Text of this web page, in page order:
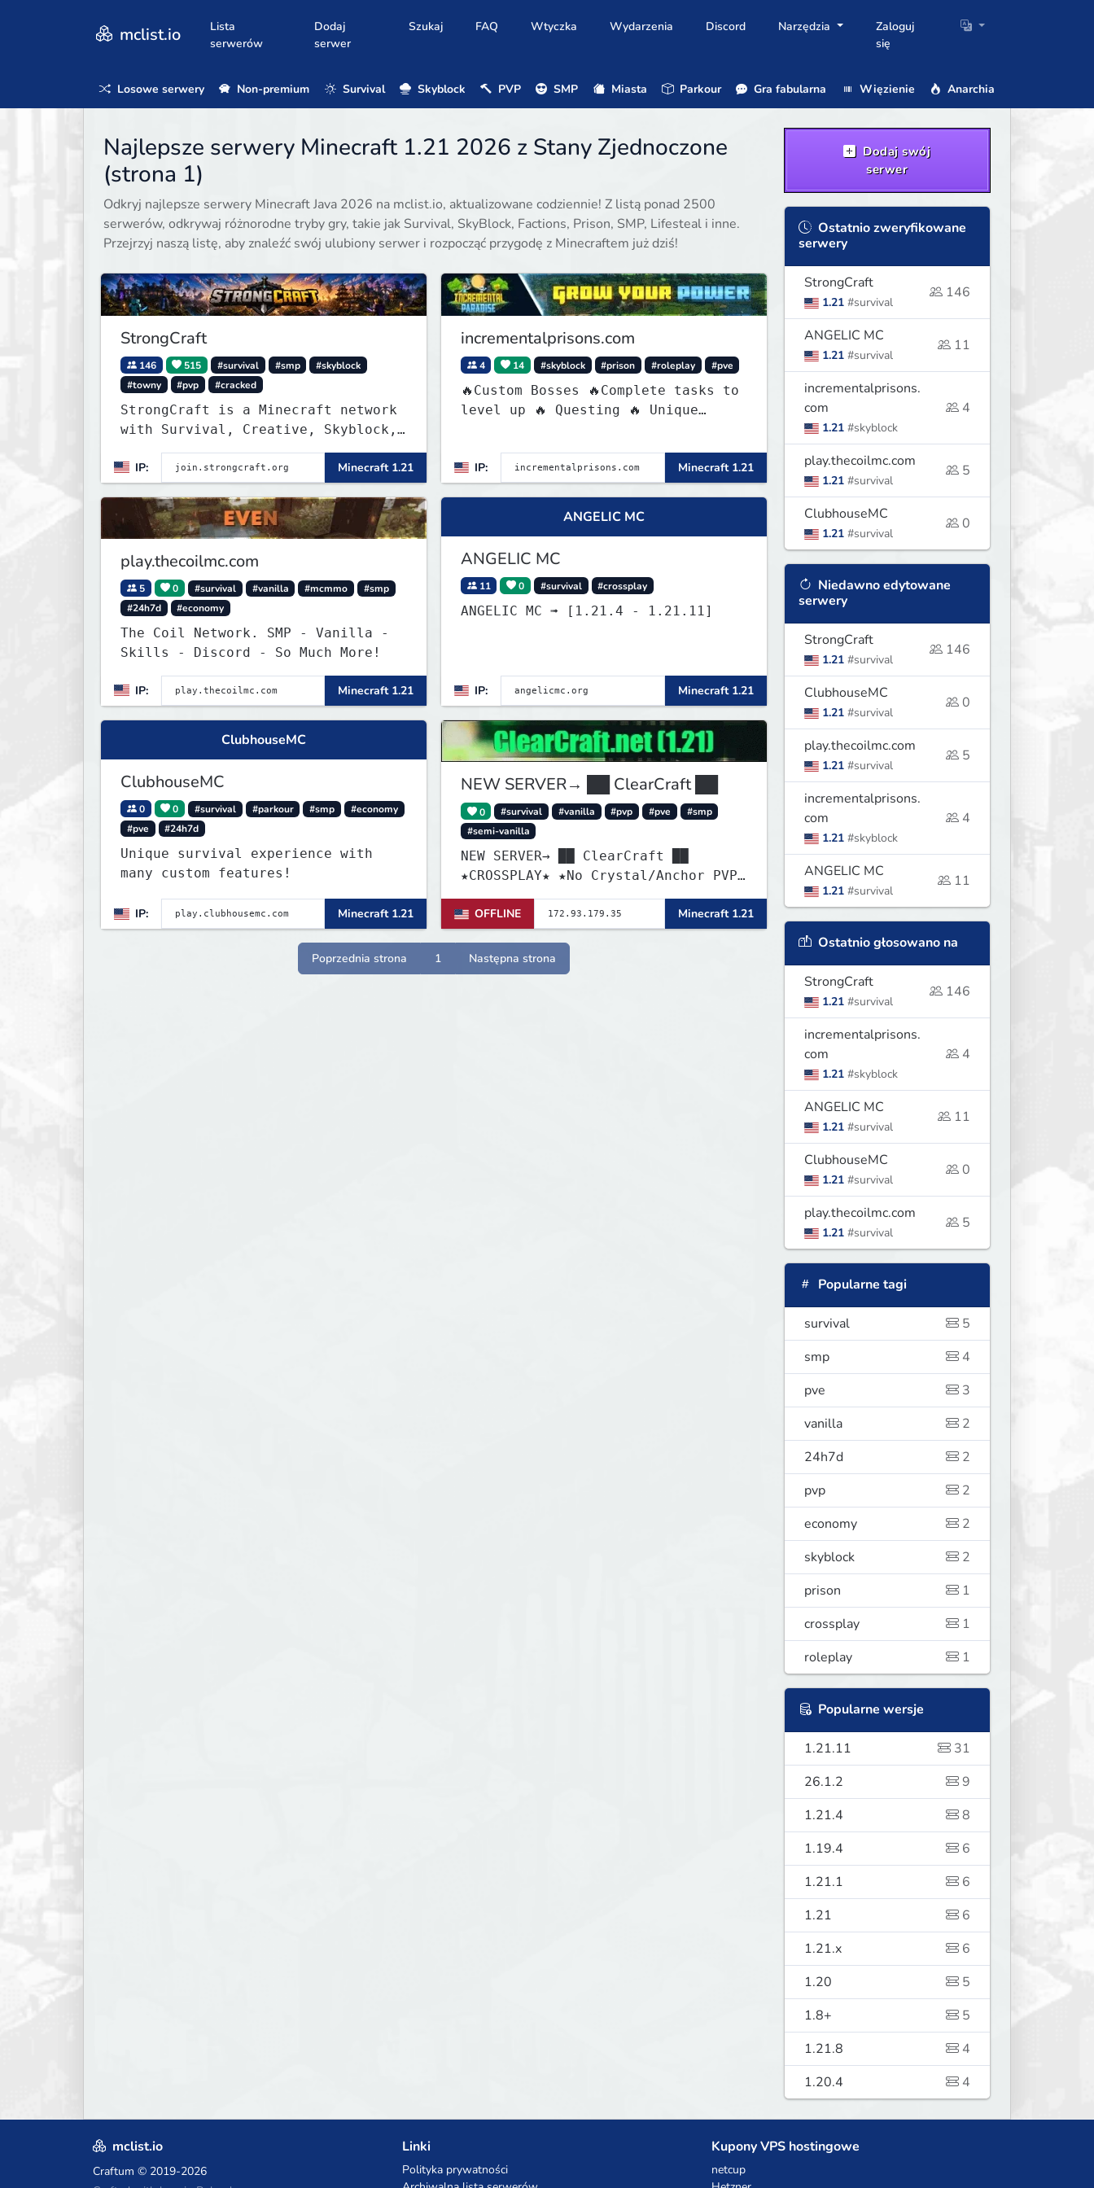
mclist.io
Lista
serwerów
Dodaj
serwer
Szukaj FAQ Wtyczka Wydarzenia Discord Narzędzia
Zaloguj
się
Losowe serwery Non-premium Survival Skyblock PVP SMP Miasta Parkour Gra fabularna Więzienie Anarchia
Najlepsze serwery Minecraft 1.21 2026 z Stany Zjednoczone
(strona 1)
Odkryj najlepsze serwery Minecraft Java 2026 na mclist.io, aktualizowane codziennie! Z listą ponad 2500
serwerów, odkrywaj różnorodne tryby gry, takie jak Survival, SkyBlock, Factions, Prison, SMP, Lifesteal i inne.
Przejrzyj naszą listę, aby znaleźć swój ulubiony serwer i rozpocząć przygodę z Minecraftem już dziś!
StrongCraft
146 515 #survival #smp
#skyblock
#towny
#pvp #cracked
StrongCraft is a Minecraft network
with Survival, Creative, Skyblock,
Events, and more. Pick a server and
start playing.
IP: Minecraft 1.21
incrementalprisons.com
4 14 #skyblock #prison #roleplay #pve
🔥Custom Bosses 🔥Complete tasks to
level up 🔥 Questing 🔥 Unique
IP: Minecraft 1.21
play.thecoilmc.com
5 0 #survival #vanilla #mcmmo
#smp
#24h7d
#economy
The Coil Network. SMP - Vanilla -
Skills - Discord - So Much More!
IP: Minecraft 1.21
ANGELIC MC
ANGELIC MC
11 0 #survival #crossplay
ANGELIC MC ➟ [1.21.4 - 1.21.11]
IP: Minecraft 1.21
ClubhouseMC
ClubhouseMC
0 0 #survival #parkour #smp
#economy
#pve
#24h7d
Unique survival experience with
many custom features!
IP: Minecraft 1.21
NEW SERVER→ ██ ClearCraft ██
0 #survival #vanilla #pvp #pve
#smp
#semi-vanilla
NEW SERVER→ ██ ClearCraft ██
★CROSSPLAY★ ★No Crystal/Anchor PVP★
★MCMMO★ ★SURVIVAL★
OFFLINE
Minecraft 1.21
Poprzednia strona 1 Następna strona
Dodaj swój
serwer
Ostatnio zweryfikowane
serwery
StrongCraft
1.21 #survival
146
ANGELIC MC
1.21 #survival
11
incrementalprisons.
com
1.21 #skyblock
4
play.thecoilmc.com
1.21 #survival
5
ClubhouseMC
1.21 #survival
0
Niedawno edytowane
serwery
StrongCraft
1.21 #survival
146
ClubhouseMC
1.21 #survival
0
play.thecoilmc.com
1.21 #survival
5
incrementalprisons.
com
1.21 #skyblock
4
ANGELIC MC
1.21 #survival
11
Ostatnio głosowano na
StrongCraft
1.21 #survival
146
incrementalprisons.
com
1.21 #skyblock
4
ANGELIC MC
1.21 #survival
11
ClubhouseMC
1.21 #survival
0
play.thecoilmc.com
1.21 #survival
5
Popularne tagi
survival
5
smp
4
pve
3
vanilla
2
24h7d
2
pvp
2
economy
2
skyblock
2
prison
1
crossplay
1
roleplay
1
Popularne wersje
1.21.11
31
26.1.2
9
1.21.4
8
1.19.4
6
1.21.1
6
1.21
6
1.21.x
6
1.20
5
1.8+
5
1.21.8
4
1.20.4
4
mclist.io
Craftum © 2019-2026
Linki
Polityka prywatności
Kupony VPS hostingowe
netcup